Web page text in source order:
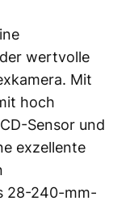
wertvolle
Mit
hoch
Sensor und
exzellente
28-240-mm-